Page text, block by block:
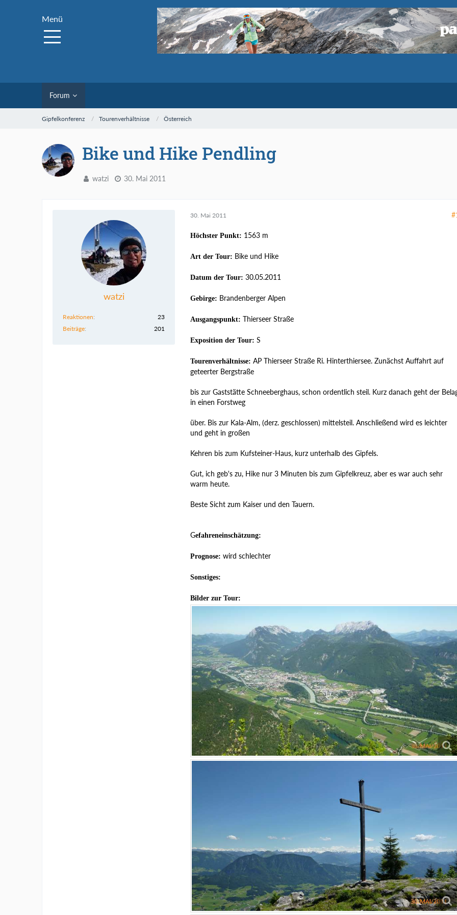
Menü
Forum
Gipfelkonferenz Tourenverhältnisse Österreich
Bike und Hike Pendling
watzi 30. Mai 2011
watzi
Reaktionen
23
Beiträge
201
30. Mai 2011
Höchster Punkt: 1563 m
Art der Tour: Bike und Hike
Datum der Tour: 30.05.2011
Gebirge: Brandenberger Alpen
Ausgangspunkt: Thierseer Straße
Exposition der Tour: S
Tourenverhältnisse: AP Thierseer Straße Ri. Hinterthiersee. Zunächst Auffahrt auf
geteerter Bergstraße
bis zur Gaststätte Schneeberghaus, schon ordentlich steil. Kurz danach geht der
in einen Forstweg
über. Bis zur Kala-Alm, (derz. geschlossen) mittelsteil. Anschließend wird es leichter
und geht in großen
Kehren bis zum Kufsteiner-Haus, kurz unterhalb des Gipfels.
Gut, ich geb's zu, Hike nur 3 Minuten bis zum Gipfelkreuz, aber es war auch sehr
warm heute.
Beste Sicht zum Kaiser und den Tauern.
Gefahreneinschätzung:
Prognose: wird schlechter
Sonstiges:
Bilder zur Tour: